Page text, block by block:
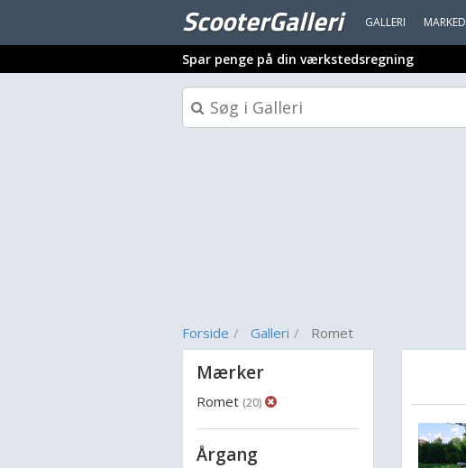
ScooterGalleri GALLERI MARKED
Spar penge på din værkstedsregning
Forside Galleri Romet
Mærker
Romet (20)
Årgang